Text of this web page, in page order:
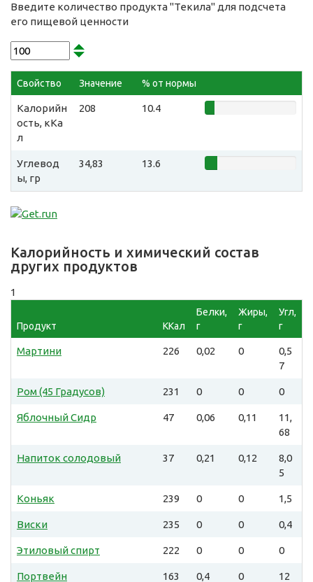
Введите количество продукта "Текила" для подсчета
его пищевой ценности
Свойство Значение % от нормы
Калорийн
ость, кКа
л
208 10.4
Углевод
ы, гр
34,83 13.6
Калорийность и химический состав
других продуктов
1
Продукт ККал
Белки,
г
Жиры,
г
Угл,
г
Мартини 226 0,02 0
0,5
7
Ром (45 Градусов) 231 0 0 0
Яблочный Сидр 47 0,06 0,11
11,
68
Напиток солодовый 37 0,21 0,12
8,0
5
Коньяк 239 0 0 1,5
Виски 235 0 0 0,4
Этиловый спирт 222 0 0 0
Портвейн 163 0,4 0 12